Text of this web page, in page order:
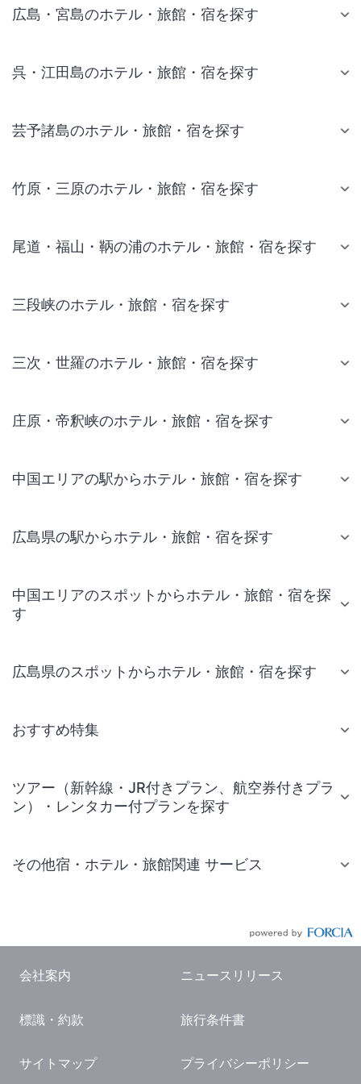
広島・宮島のホテル・旅館・宿を探す
呉・江田島のホテル・旅館・宿を探す
芸予諸島のホテル・旅館・宿を探す
竹原・三原のホテル・旅館・宿を探す
尾道・福山・鞆の浦のホテル・旅館・宿を探す
三段峡のホテル・旅館・宿を探す
三次・世羅のホテル・旅館・宿を探す
庄原・帝釈峡のホテル・旅館・宿を探す
中国エリアの駅からホテル・旅館・宿を探す
広島県の駅からホテル・旅館・宿を探す
中国エリアのスポットからホテル・旅館・宿を探
す
広島県のスポットからホテル・旅館・宿を探す
おすすめ特集
ツアー（新幹線・JR付きプラン、航空券付きプラ
ン）・レンタカー付プランを探す
その他宿・ホテル・旅館関連 サービス
国内観光ガイド
旅行・観光情報
会社案内 ニュースリリース
標識・約款 旅行条件書
サイトマップ プライバシーポリシー